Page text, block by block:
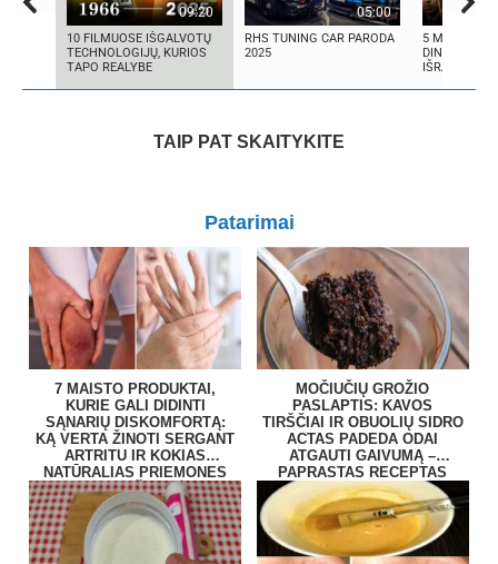
09:20
10 FILMUOSE IŠGALVOTŲ
TECHNOLOGIJŲ, KURIOS
TAPO REALYBE
05:00
RHS TUNING CAR PARODA
2025
5
DINGO BE
IŠRADIMŲ:...
TAIP PAT SKAITYKITE
Patarimai
7 MAISTO PRODUKTAI,
KURIE GALI DIDINTI
SĄNARIŲ DISKOMFORTĄ:
KĄ VERTA ŽINOTI SERGANT
ARTRITU IR KOKIAS
NATŪRALIAS PRIEMONES
RENKASI ŽMONĖS?
MOČIUČIŲ GROŽIO
PASLAPTIS: KAVOS
TIRŠČIAI IR OBUOLIŲ SIDRO
ACTAS PADEDA ODAI
ATGAUTI GAIVUMĄ –
PAPRASTAS RECEPTAS
NAMUOSE